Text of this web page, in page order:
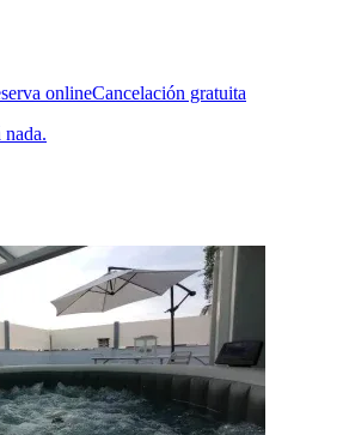
onlineCancelación gratuita
nada.